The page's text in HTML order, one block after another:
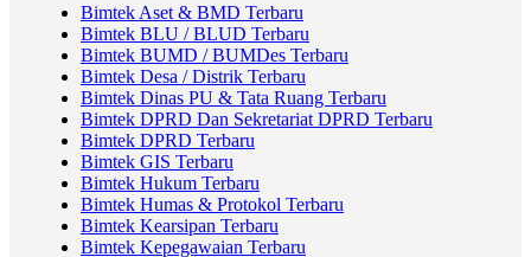
Bimtek Aset & BMD Terbaru
Bimtek BLU / BLUD Terbaru
Bimtek BUMD / BUMDes Terbaru
Bimtek Desa / Distrik Terbaru
Bimtek Dinas PU & Tata Ruang Terbaru
Bimtek DPRD Dan Sekretariat DPRD Terbaru
Bimtek DPRD Terbaru
Bimtek GIS Terbaru
Bimtek Hukum Terbaru
Bimtek Humas & Protokol Terbaru
Bimtek Kearsipan Terbaru
Bimtek Kepegawaian Terbaru